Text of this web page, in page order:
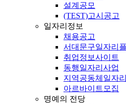
설계공모
(TEST)고시공고
일자리정보
채용공고
서대문구일자리
취업정보사이트
동행일자리사업
지역공동체일자
아르바이트모집
명예의 전당